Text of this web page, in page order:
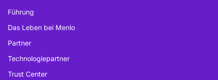
Führung
Das Leben bei Menlo
Partner
Technologiepartner
Trust Center